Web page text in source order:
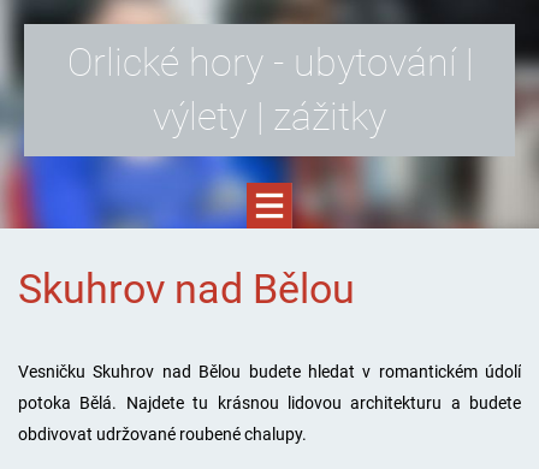
Orlické hory - ubytování |
výlety | zážitky
Skuhrov nad Bělou
Vesničku Skuhrov nad Bělou budete hledat v romantickém údolí
potoka Bělá. Najdete tu krásnou lidovou architekturu a budete
obdivovat udržované roubené chalupy.